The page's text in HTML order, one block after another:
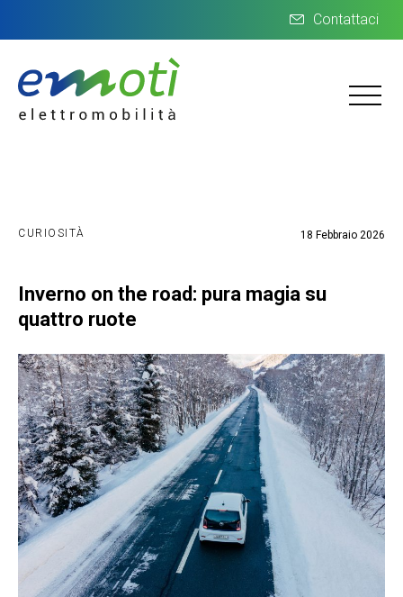
Contattaci
CURIOSITÀ 18 Febbraio 2026
Inverno on the road: pura magia su
quattro ruote